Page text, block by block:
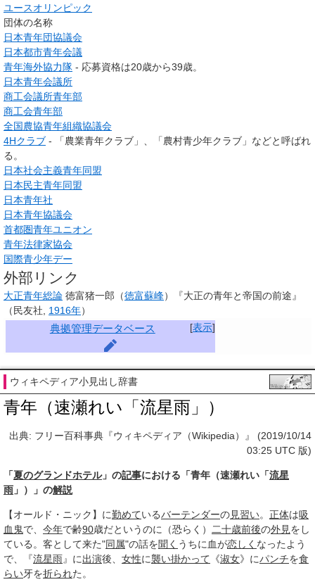
ユースオリンピック
団体の名称
日本青年団協議会
日本都市青年会議
青年海外協力隊 - 応募資格は20歳から39歳。
日本青年会議所
商工会議所青年部
商工会青年部
全国農協青年組織協議会
4Hクラブ - 「農業青年クラブ」、「農村青少年クラブ」などと呼ばれ
る。
日本社会主義青年同盟
日本民主青年同盟
日本青年社
日本青年協議会
首都圏青年ユニオン
青年法律家協会
国際青少年デー
外部リンク
大正青年総論 徳富猪一郎（徳富蘇峰）『大正の青年と帝国の前途』
（民友社, 1916年）
[表示]
典拠管理データベース
ウィキペディア小見出し辞書
青年（速瀬れい「流星雨」）
出典: フリー百科事典『ウィキペディア（Wikipedia）』 (2019/10/14
03:25 UTC 版)
「夏のグランドホテル」の記事における「青年（速瀬れい「流星
雨 」）」の解説
【オールド・ニック】に勤めているバーテンダーの見習い。 正体は吸
血鬼で、 今年で齢90歳だというのに（恐らく） 二十歳前後の外見をし
ている。客として来た"同属"の話を聞く うちに血が恋しく なったよう
で、『流星雨』に出演後、 女性に襲い掛かって 《淑女》にパンチを食
らい牙を折られた。